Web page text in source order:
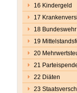
16 Kindergeld
17
18 Bundeswehr
19
20
21
22 Diäten
23